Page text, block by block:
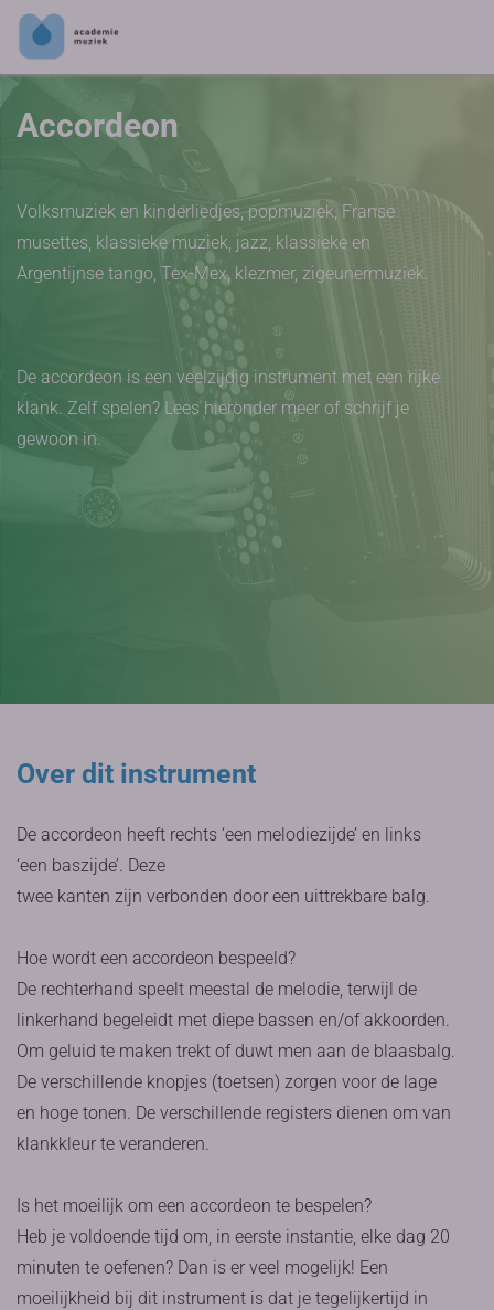
Accordeon
Volksmuziek en kinderliedjes, popmuziek, Franse
musettes, klassieke muziek, jazz, klassieke en
Argentijnse tango, Tex-Mex, klezmer, zigeunermuziek.
De accordeon is een veelzijdig instrument met een rijke
klank. Zelf spelen? Lees hieronder meer of schrijf je
gewoon in.
Over dit instrument
De accordeon heeft rechts ‘een melodiezijde’ en links
‘een baszijde’. Deze
twee kanten zijn verbonden door een uittrekbare balg.
Hoe wordt een accordeon bespeeld?
De rechterhand speelt meestal de melodie, terwijl de
linkerhand begeleidt met diepe bassen en/of akkoorden.
Om geluid te maken trekt of duwt men aan de blaasbalg.
De verschillende knopjes (toetsen) zorgen voor de lage
en hoge tonen. De verschillende registers dienen om van
klankkleur te veranderen.
Is het moeilijk om een accordeon te bespelen?
Heb je voldoende tijd om, in eerste instantie, elke dag 20
minuten te oefenen? Dan is er veel mogelijk! Een
moeilijkheid bij dit instrument is dat je tegelijkertijd in